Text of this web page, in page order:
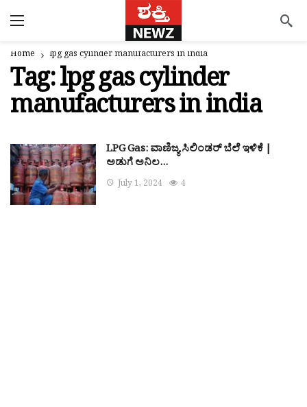
Home lpg gas cylinder manufacturers in india
Tag:lpg gas cylinder
manufacturers in india
LPG Gas: ವಾಣಿಜ್ಯ ಸಿಲಿಂಡರ್ ಬೆಲೆ ಇಳಿಕೆ |
ಅಡುಗೆ ಅನಿಲ…
July 1, 2024 4